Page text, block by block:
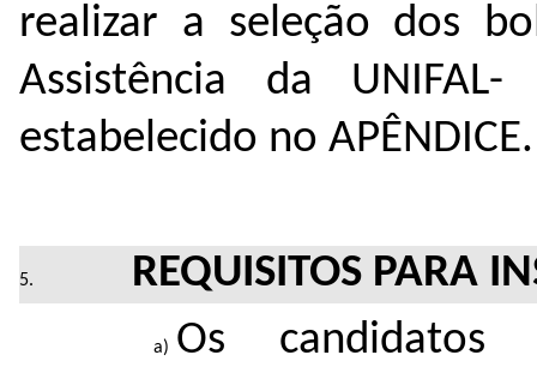
realizar a seleção dos
Assistência da
estabelecido no
REQUISITOS PARA
Os candidatos